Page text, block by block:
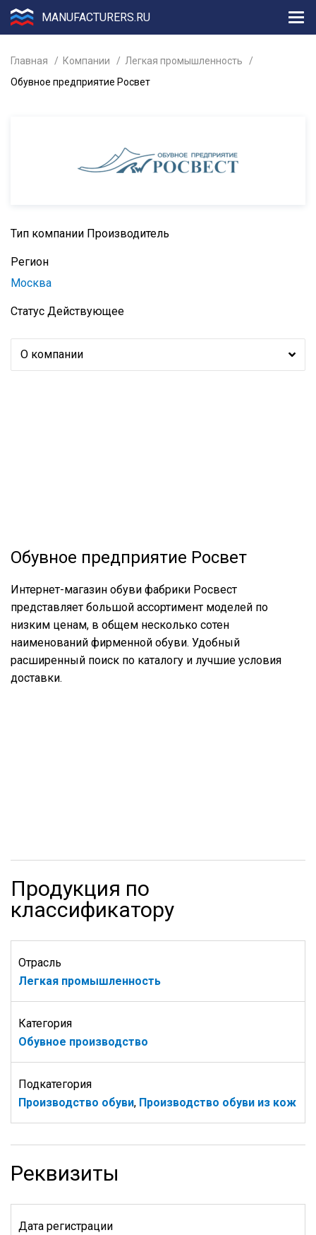
MANUFACTURERS.RU
Главная Компании
Легкая промышленность
Обувное предприятие Росвет
Тип компании Производитель
Регион
Москва
Статус Действующее
О компании
Обувное предприятие Росвет
Интернет-магазин обуви фабрики Росвест
представляет большой ассортимент моделей по
низким ценам, в общем несколько сотен
наименований фирменной обуви. Удобный
расширенный поиск по каталогу и лучшие условия
доставки.
Продукция по
классификатору
Отрасль
Легкая промышленность
Категория
Обувное производство
Подкатегория
Производство обуви, Производство обуви из кож
Реквизиты
Дата регистрации